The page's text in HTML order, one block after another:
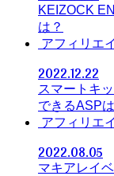
KEIZOCK
は？
アフィリエ
2022.12.22
スマートキ
できるASP
アフィリエ
2022.08.05
マキアレイ